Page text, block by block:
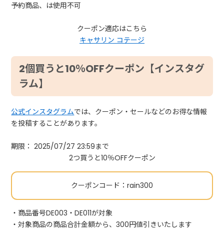
予約商品、は使用不可
クーポン適応はこちら
キャサリン コテージ
2個買うと10％OFFクーポン【インスタグ
ラム】
公式インスタグラムでは、クーポン・セールなどのお得な情報
を投稿することがあります。
期限： 2025/07/27 23:59まで
2つ買うと10％OFFクーポン
クーポンコード：rain300
・商品番号DE003・DE011が対象
・対象商品の商品合計金額から、300円値引きいたします